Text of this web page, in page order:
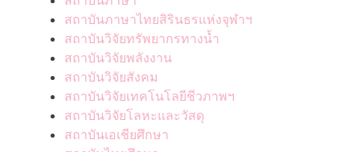
สถาบันภาษาไทยสิรินธรแห่งจุฬาฯ
สถาบันวิจัยทรัพยากรทางน้ำ
สถาบันวิจัยพลังงาน
สถาบันวิจัยสังคม
สถาบันวิจัยเทคโนโลยีชีวภาพฯ
สถาบันวิจัยโลหะและวัสดุ
สถาบันเอเชียศึกษา